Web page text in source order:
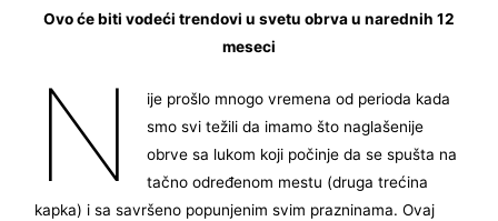
Ovo će biti vodeći trendovi u svetu obrva u narednih 12
meseci
N
ije prošlo mnogo vremena od perioda kada
smo svi težili da imamo što naglašenije
obrve sa lukom koji počinje da se spušta na
tačno određenom mestu (druga trećina
kapka) i sa savršeno popunjenim svim prazninama. Ovaj